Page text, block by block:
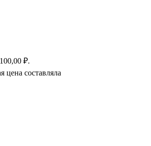
₽.
цена составляла